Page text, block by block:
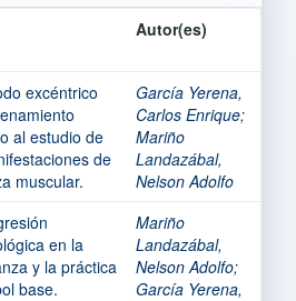
Autor(es)
excéntrico
al estudio de
de
muscular.
García Yerena,
Carlos Enrique;
Mariño
Landazábal,
Nelson Adolfo
en la
y la práctica
base.
Mariño
Landazábal,
Nelson Adolfo;
García Yerena,